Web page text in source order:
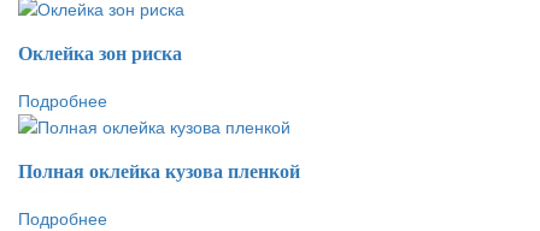
Оклейка зон риска
Подробнее
Полная оклейка кузова пленкой
Подробнее